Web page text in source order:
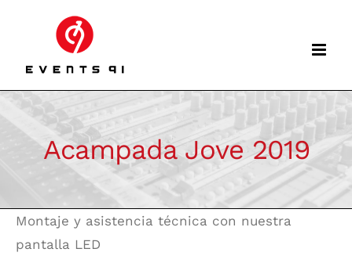
Acampada Jove 2019
Montaje y asistencia técnica con nuestra
pantalla LED